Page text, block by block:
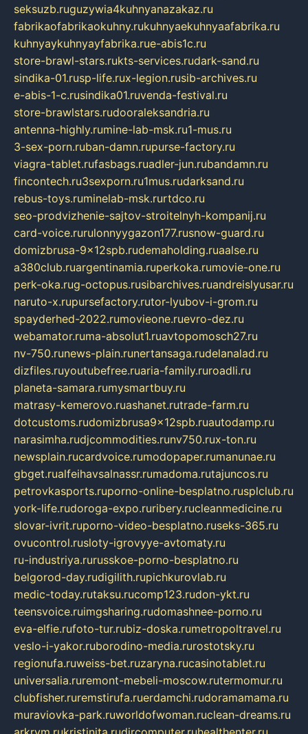
seksuzb.ruguzywia4kuhnyanazakaz.ru
fabrikaofabrikaokuhny.rukuhnyaekuhnyaafabrika.ru
kuhnyaykuhnyayfabrika.rue-abis1c.ru
store-brawl-stars.rukts-services.rudark-sand.ru
sindika-01.rusp-life.rux-legion.rusib-archives.ru
e-abis-1-c.rusindika01.ruvenda-festival.ru
store-brawlstars.rudooraleksandria.ru
antenna-highly.rumine-lab-msk.ru1-mus.ru
3-sex-porn.ruban-damn.rupurse-factory.ru
viagra-tablet.rufasbags.ruadler-jun.rubandamn.ru
fincontech.ru3sexporn.ru1mus.rudarksand.ru
rebus-toys.ruminelab-msk.rurtdco.ru
seo-prodvizhenie-sajtov-stroitelnyh-kompanij.ru
card-voice.rurulonnyygazon177.rusnow-guard.ru
domizbrusa-9x12spb.rudemaholding.ruaalse.ru
a380club.ruargentinamia.ruperkoka.rumovie-one.ru
perk-oka.rug-octopus.rusibarchives.ruandreislyusar.ru
naruto-x.rupursefactory.rutor-lyubov-i-grom.ru
spayderhed-2022.rumovieone.ruevro-dez.ru
webamator.ruma-absolut1.ruavtopomosch27.ru
nv-750.runews-plain.runertansaga.rudelanalad.ru
dizfiles.ruyoutubefree.ruaria-family.ruroadli.ru
planeta-samara.rumysmartbuy.ru
matrasy-kemerovo.ruashanet.rutrade-farm.ru
dotcustoms.rudomizbrusa9x12spb.ruautodamp.ru
narasimha.rudjcommodities.runv750.rux-ton.ru
newsplain.rucardvoice.rumodopaper.rumanunae.ru
gbget.rualfeihavsalnassr.rumadoma.rutajuncos.ru
petrovkasports.ruporno-online-besplatno.rusplclub.ru
york-life.rudoroga-expo.ruribery.rucleanmedicine.ru
slovar-ivrit.ruporno-video-besplatno.ruseks-365.ru
ovucontrol.rusloty-igrovyye-avtomaty.ru
ru-industriya.rurusskoe-porno-besplatno.ru
belgorod-day.rudigilith.rupichkurovlab.ru
medic-today.rutaksu.rucomp123.rudon-ykt.ru
teensvoice.ruimgsharing.rudomashnee-porno.ru
eva-elfie.rufoto-tur.rubiz-doska.rumetropoltravel.ru
veslo-i-yakor.ruborodino-media.rurostotsky.ru
regionufa.ruweiss-bet.ruzaryna.rucasinotablet.ru
universalia.ruremont-mebeli-moscow.rutermomur.ru
clubfisher.ruremstirufa.ruerdamchi.rudoramamama.ru
muraviovka-park.ruworldofwoman.ruclean-dreams.ru